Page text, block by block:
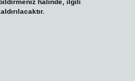
halinde, ilgili